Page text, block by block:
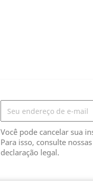
Você pode cancelar sua
Para isso, consulte
declaração legal.